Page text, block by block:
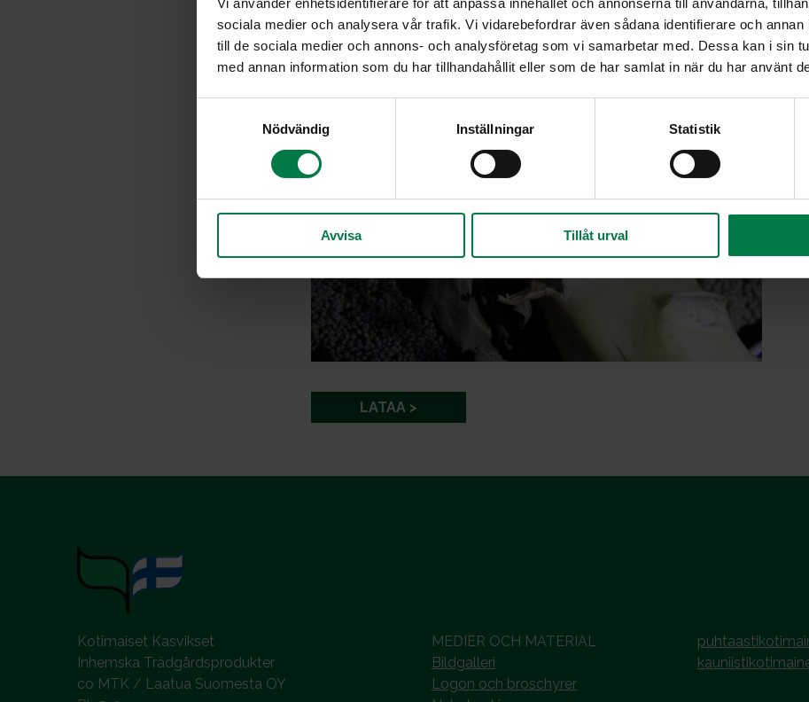
sociala medier och analysera vår trafik. Vi vidarebefordrar även sådana identifierare och annan
till de sociala medier och annons- och analysföretag som vi samarbetar med. Dessa kan i sin
med annan information som du har tillhandahållit eller som de har samlat in när du har använt
s
Nödvändig Inställningar Statistik
Avvisa Tillåt urval
LATAA
Kotimaiset Kasvikset
Inhemska Trädgårdsprodukter
co MTK / Laatua Suomesta OY
MEDIER OCH MATERIAL
Bildgalleri
Logon och broschyrer